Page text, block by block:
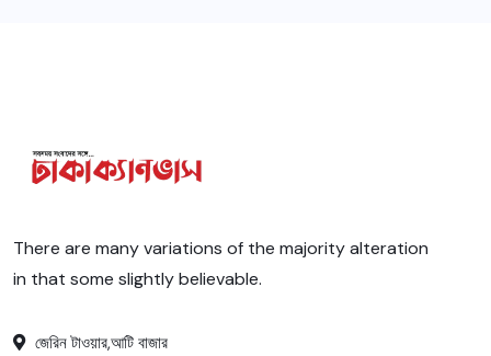
There are many variations of the majority alteration
in that some slightly believable.
জেরিন টাওয়ার,আটি বাজার